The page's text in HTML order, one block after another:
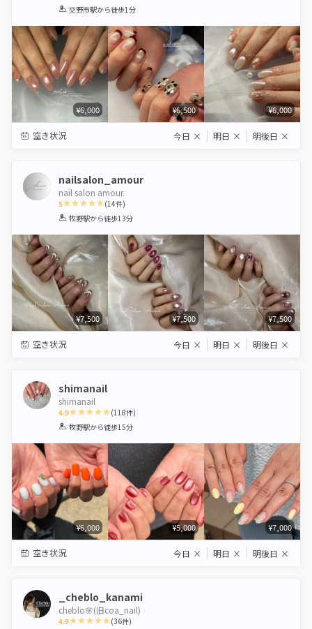
1 2 3 4 5
交野市駅から徒歩1分
¥6,000 ¥6,500 ¥6,000
空き状況 今日 × 明日 × 明後日 ×
nailsalon_amour
nail salon amour.
5
1 2 3 4 5
(14件)
牧野駅から徒歩13分
¥7,500 ¥7,500 ¥7,500
空き状況 今日 × 明日 × 明後日 ×
shimanail
shimanail
4.9
1 2 3 4 5
(118件)
牧野駅から徒歩15分
¥6,000 ¥5,000 ¥7,000
空き状況 今日 × 明日 × 明後日 ×
_cheblo_kanami
cheblo🌸(旧coa_nail)
4.9 (36件)